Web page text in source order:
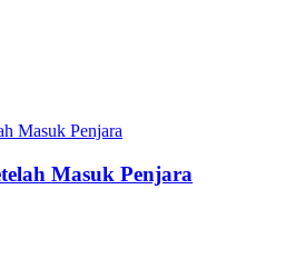
Masuk Penjara